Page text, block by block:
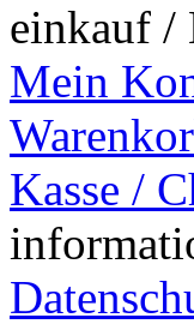
einkauf /
Mein
Kasse /